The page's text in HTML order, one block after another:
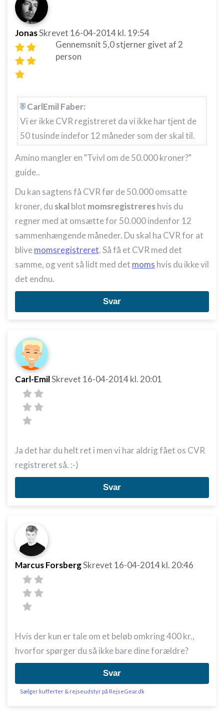
JonasSkrevet 16-04-2014kl. 19:54
Gennemsnit 5,0stjerner givet af 2
person
CarlEmil Faber:
Vi er ikke CVR registreret da vi ikke har tjent de
50 tusinde indefor 12 måneder som der skal til.
Amino mangler en "Tvivl om de 50.000 kroner?"
guide..
Du kan sagtens få CVR før de 50.000 omsatte
kroner, du skal blot momsregistrereshvis du
regner med at omsætte for 50.000 indenfor 12
sammenhængende måneder. Du skal ha CVR for at
blivemomsregistreret. Så få et CVR med det
samme, og vent så lidt med det moms hvis du ikke vil
det endnu.
Svar
Carl-EmilSkrevet 16-04-2014kl. 20:01
Ja det har du helt ret i men vi har aldrig fået os CVR
registreret så. :-)
Svar
Marcus ForsbergSkrevet 16-04-2014kl. 20:46
Hvis der kun er tale om et beløb omkring 400 kr.,
hvorfor spørger du så ikke bare dine forældre?
Svar
Sælger kufferter & rejseudstyr på RejseGear.dk